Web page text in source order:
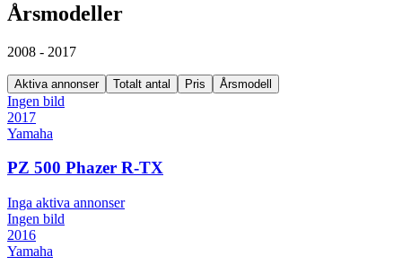
Årsmodeller
2008 - 2017
Aktiva annonser Totalt antal Pris Årsmodell
Ingen bild
2017
Yamaha
PZ 500 Phazer R-TX
Inga aktiva annonser
Ingen bild
2016
Yamaha